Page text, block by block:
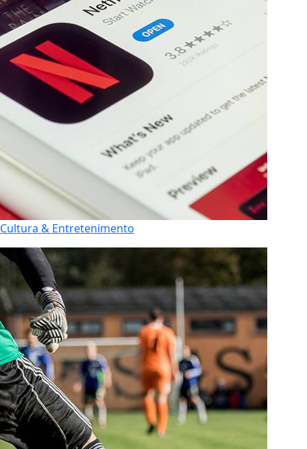
Cultura & Entretenimento